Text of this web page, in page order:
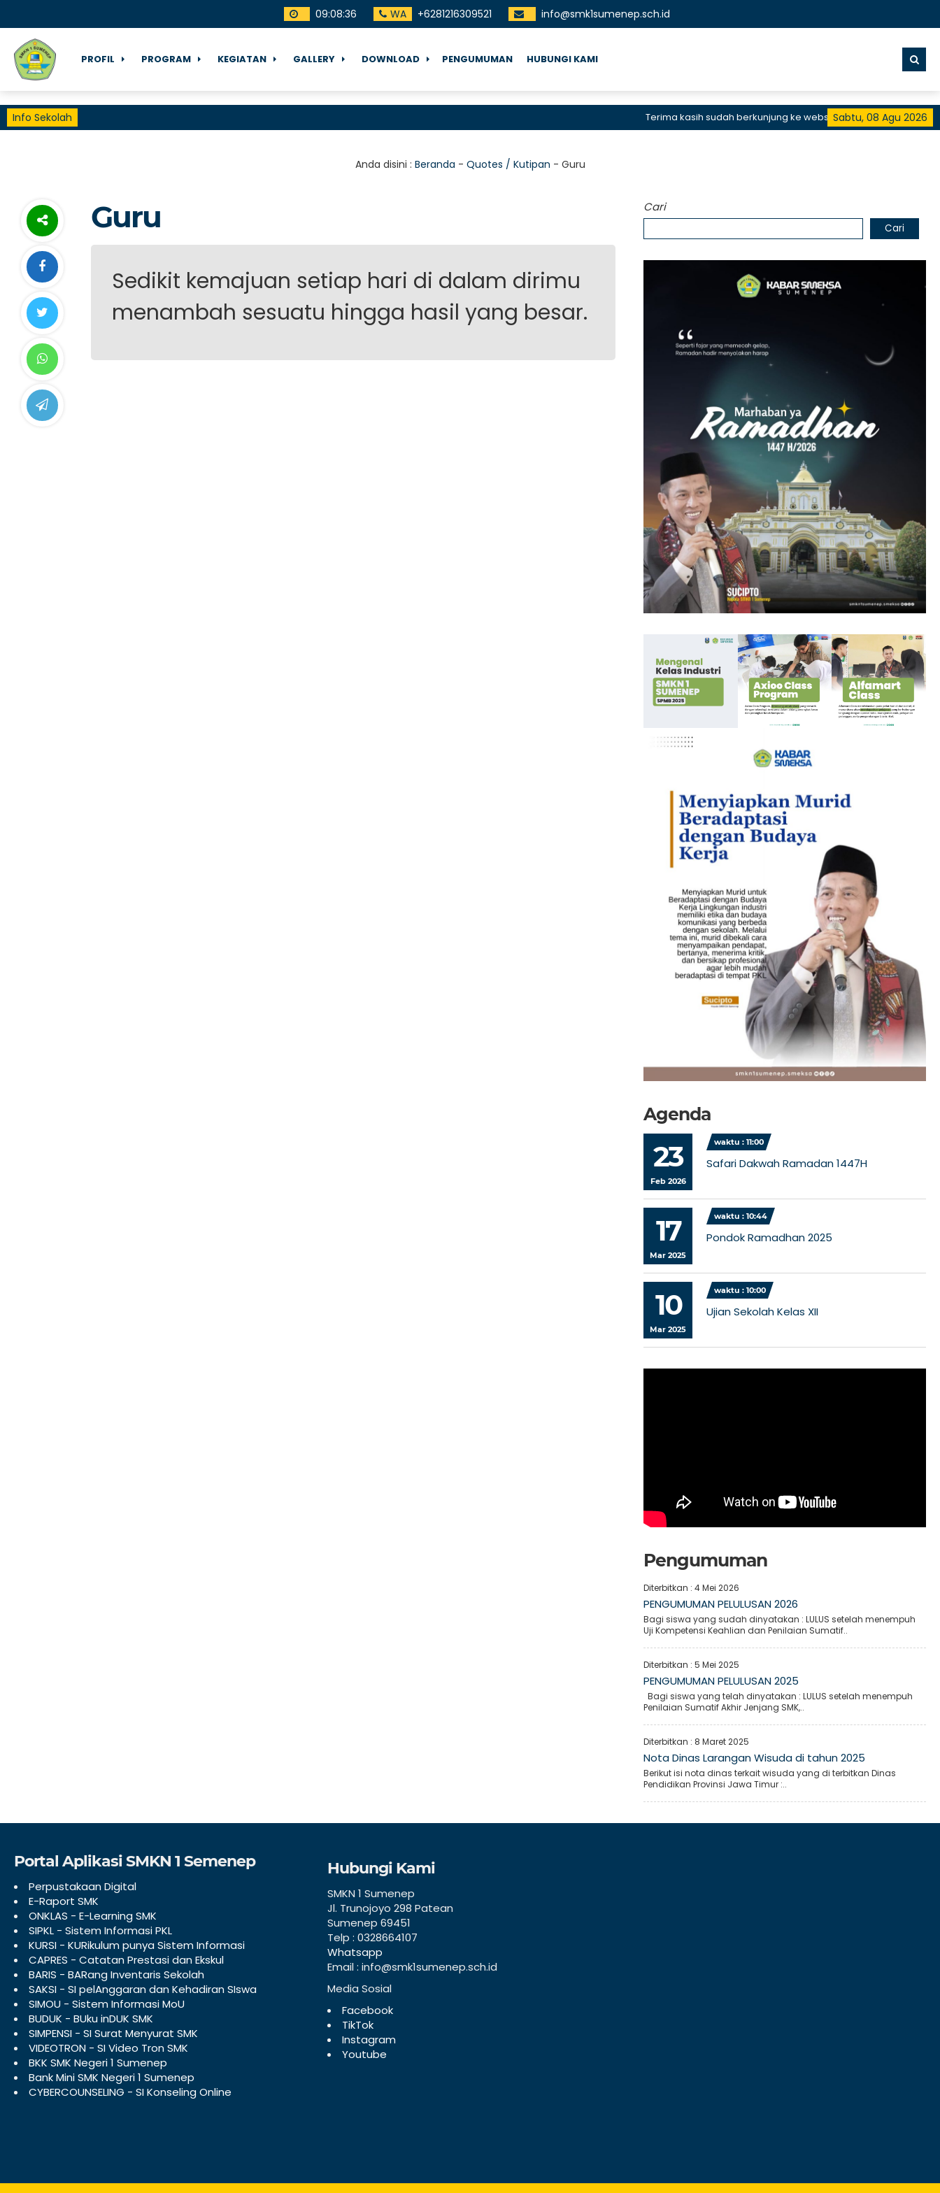
09:08:36 WA +6281216309521 info@smk1sumenep.sch.id
PROFIL PROGRAM KEGIATAN GALLERY DOWNLOAD PENGUMUMAN HUBUNGI KAMI
Info Sekolah Sabtu, 08 Agu 2026
Terima kasih sudah berkunjung ke website resmi SMKN 1 Sumenep,
Anda disini : Beranda - Quotes / Kutipan - Guru
Guru
Sedikit kemajuan setiap hari di dalam dirimu
menambah sesuatu hingga hasil yang besar.
Cari
Cari
Agenda
23
Feb 2026
waktu : 11:00
Safari Dakwah Ramadan 1447H
17
Mar 2025
waktu : 10:44
Pondok Ramadhan 2025
10
Mar 2025
waktu : 10:00
Ujian Sekolah Kelas XII
Pengumuman
Diterbitkan :4 Mei 2026
PENGUMUMAN PELULUSAN 2026
Bagi siswa yang sudah dinyatakan : LULUS setelah menempuh
Uji Kompetensi Keahlian dan Penilaian Sumatif..
Diterbitkan :5 Mei 2025
PENGUMUMAN PELULUSAN 2025
Bagi siswa yang telah dinyatakan : LULUS setelah menempuh
Penilaian Sumatif Akhir Jenjang SMK,..
Diterbitkan : 8 Maret 2025
Nota Dinas Larangan Wisuda di tahun 2025
Berikut isi nota dinas terkait wisuda yang di terbitkan Dinas
Pendidikan Provinsi Jawa Timur :..
Portal Aplikasi SMKN 1 Semenep
Perpustakaan Digital
E-Raport SMK
ONKLAS - E-Learning SMK
SIPKL - Sistem Informasi PKL
KURSI - KURikulum punya Sistem Informasi
CAPRES - Catatan Prestasi dan Ekskul
BARIS - BARang Inventaris Sekolah
SAKSI - SI pelAnggaran dan Kehadiran SIswa
SIMOU - Sistem Informasi MoU
BUDUK - BUku inDUK SMK
SIMPENSI - SI Surat Menyurat SMK
VIDEOTRON - SI Video Tron SMK
BKK SMK Negeri 1 Sumenep
Bank Mini SMK Negeri 1 Sumenep
CYBERCOUNSELING - SI Konseling Online
Hubungi Kami
SMKN 1 Sumenep
Jl. Trunojoyo 298 Patean
Sumenep 69451
Telp : 0328664107
Whatsapp
Email : info@smk1sumenep.sch.id
Media Sosial
Facebook
TikTok
Instagram
Youtube